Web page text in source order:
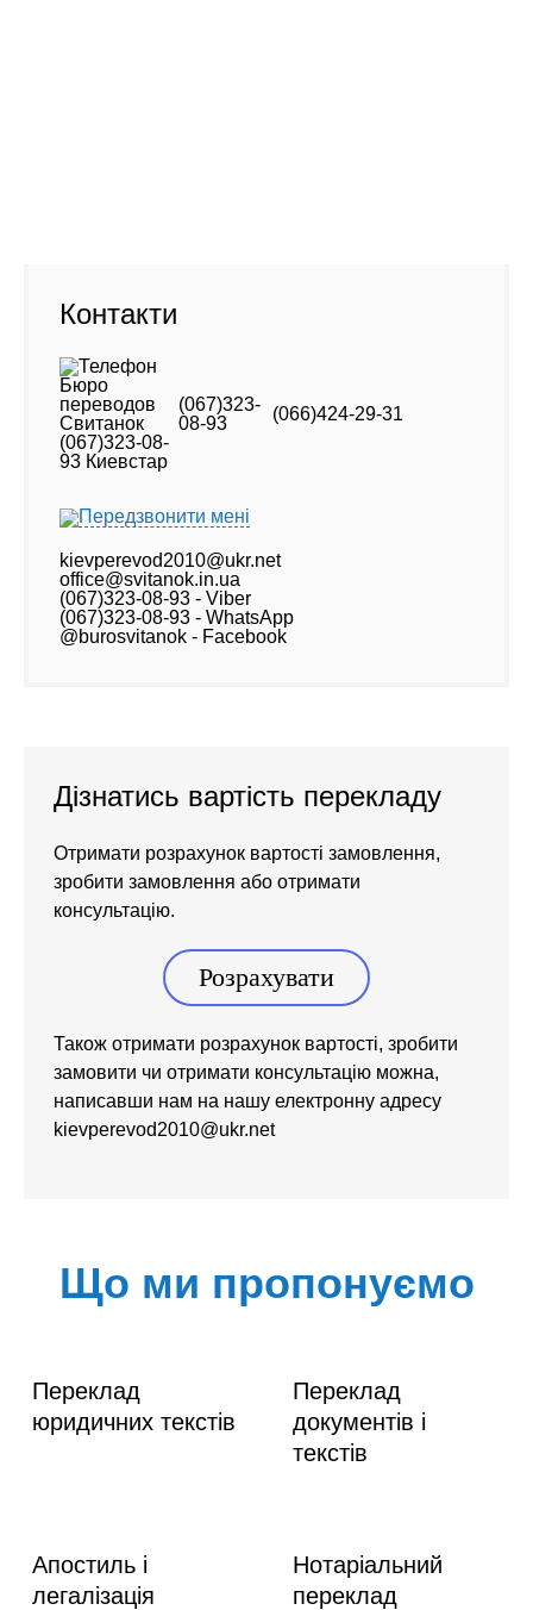
Контакти
(067)323-
08-93
(066)424-29-31
Передзвонити мені
kievperevod2010@ukr.net
office@svitanok.in.ua
(067)323-08-93 - Viber
(067)323-08-93 - WhatsApp
@burosvitanok - Facebook
Дізнатись вартість перекладу
Отримати розрахунок вартості замовлення,
зробити замовлення або отримати
консультацію.
Розрахувати
Також отримати розрахунок вартості, зробити
замовити чи отримати консультацію можна,
написавши нам на нашу електронну адресу
kievperevod2010@ukr.net
Що ми пропонуємо
Переклад
юридичних текстів
Переклад
документів і
текстів
Апостиль і
легалізація
Нотаріальний
переклад